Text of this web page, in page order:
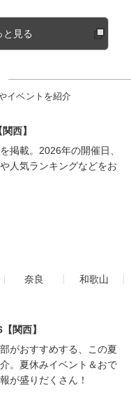
と見る
イベントを紹介
西】
掲載。2026年の開催日、
人気ランキングなどをお
奈良
和歌山
関西】
がおすすめする、この夏
。夏休みイベント＆おで
が盛りだくさん！